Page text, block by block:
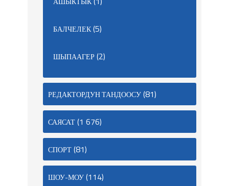
БАЛЧЕЛЕК(5)
ШЫПААГЕР(2)
РЕДАКТОРДУН ТАНДООСУ(81)
САЯСАТ(1 676)
СПОРТ(81)
ШОУ-МОУ(114)